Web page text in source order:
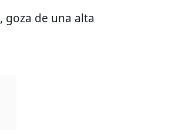
, goza de una alta